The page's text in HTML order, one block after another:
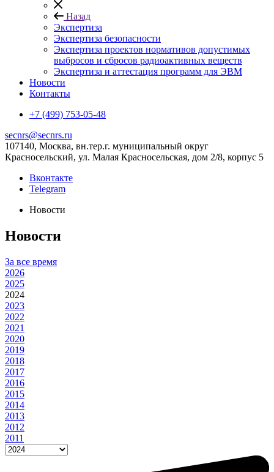
Назад
Экспертиза
Экспертиза безопасности
Экспертиза проектов нормативов допустимых
выбросов и сбросов радиоактивных веществ
Экспертиза и аттестация программ для ЭВМ
Новости
Контакты
+7 (499) 753-05-48
secnrs@secnrs.ru
107140, Москва, вн.тер.г. муниципальный округ
Красносельский, ул. Малая Красносельская, дом 2/8, корпус 5
Вконтакте
Telegram
Новости
Новости
За все время
2026
2025
2024
2023
2022
2021
2020
2019
2018
2017
2016
2015
2014
2013
2012
2011